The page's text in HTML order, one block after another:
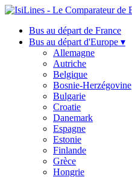
Bus au départ de France
Bus au départ d'Europe ▾
Allemagne
Autriche
Belgique
Bosnie-Herzégovine
Bulgarie
Croatie
Danemark
Espagne
Estonie
Finlande
Grèce
Hongrie